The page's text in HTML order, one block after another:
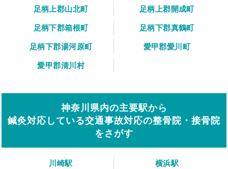
足柄上郡山北町
足柄上郡開成町
足柄下郡箱根町
足柄下郡真鶴町
足柄下郡湯河原町
愛甲郡愛川町
愛甲郡清川村
神奈川県内の主要駅から
鍼灸対応している交通事故対応の整骨院・接骨院
をさがす
川崎駅
横浜駅